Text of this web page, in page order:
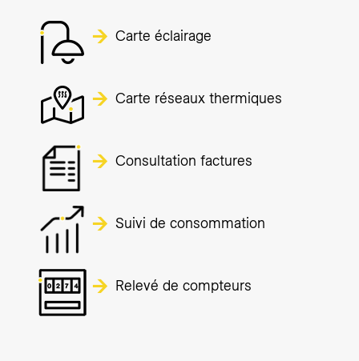
Carte éclairage
Carte réseaux thermiques
Consultation factures
Suivi de consommation
Relevé de compteurs